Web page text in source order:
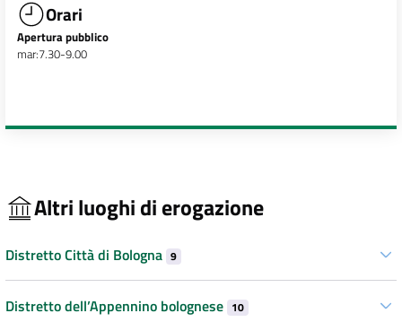
Orari
Apertura pubblico
mar:7.30-9.00
Altri luoghi di erogazione
Distretto Città di Bologna 9
Distretto dell’Appennino bolognese 10